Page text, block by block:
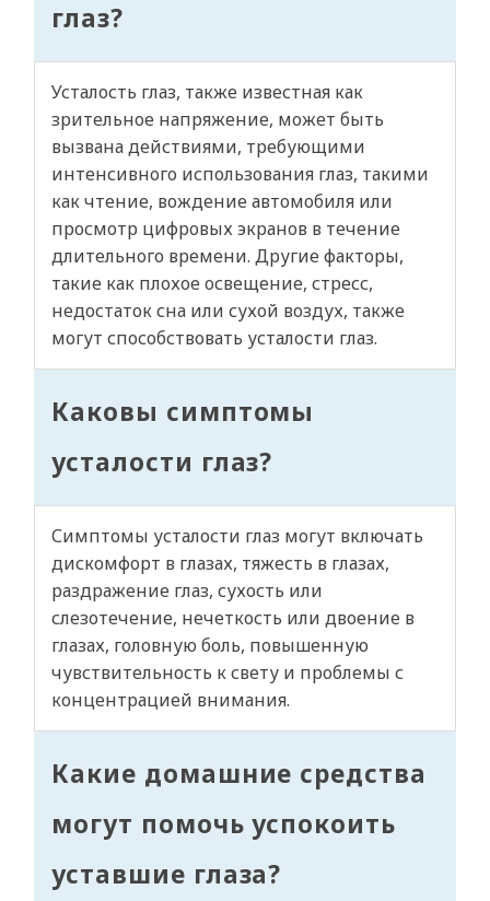
глаз?
Усталость глаз, также известная как
зрительное напряжение, может быть
вызвана действиями, требующими
интенсивного использования глаз, такими
как чтение, вождение автомобиля или
просмотр цифровых экранов в течение
длительного времени. Другие факторы,
такие как плохое освещение, стресс,
недостаток сна или сухой воздух, также
могут способствовать усталости глаз.
Каковы симптомы
усталости глаз?
Симптомы усталости глаз могут включать
дискомфорт в глазах, тяжесть в глазах,
раздражение глаз, сухость или
слезотечение, нечеткость или двоение в
глазах, головную боль, повышенную
чувствительность к свету и проблемы с
концентрацией внимания.
Какие домашние средства
могут помочь успокоить
уставшие глаза?